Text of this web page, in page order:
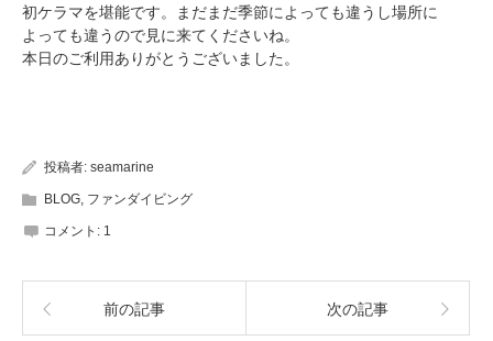
初ケラマを堪能です。まだまだ季節によっても違うし場所に
よっても違うので見に来てくださいね。
本日のご利用ありがとうございました。
投稿者: seamarine
BLOG, ファンダイビング
コメント: 1
前の記事 次の記事